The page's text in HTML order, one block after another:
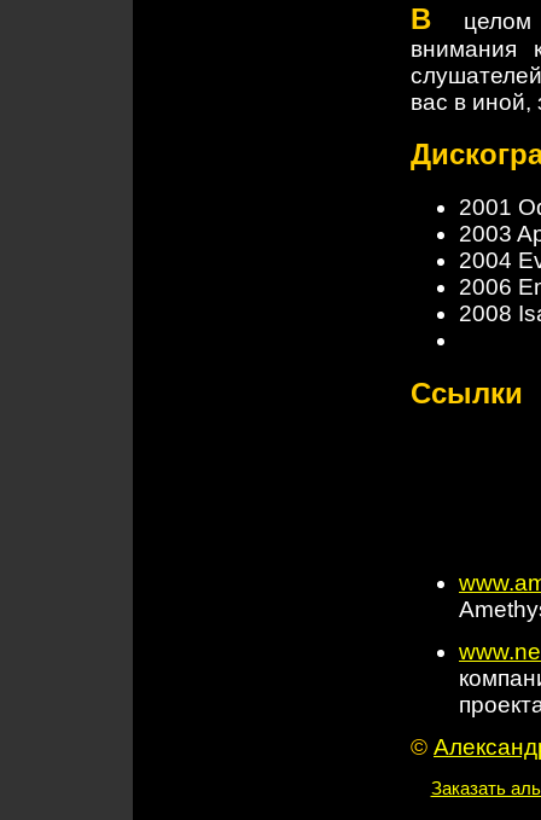
В целом
внимания
вас в иной,
2001
2003
2004
2006
2008
Ссылки
©
Заказать